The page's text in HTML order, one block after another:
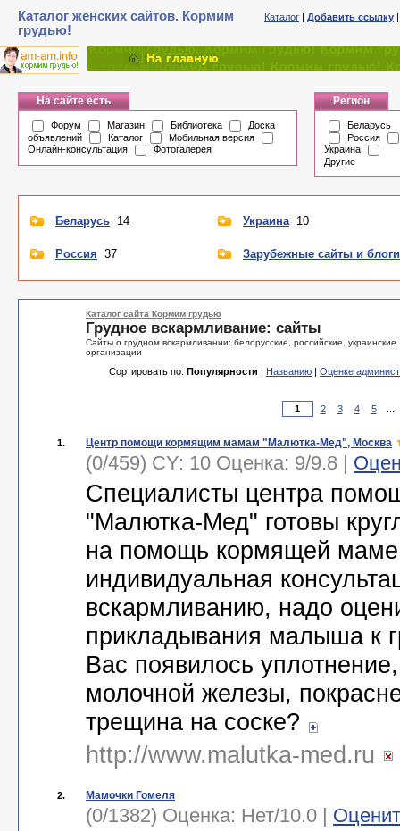
Каталог женских сайтов. Кормим
грудью!
Каталог | Добавить ссылку
На сайте есть
Форум Магазин Библиотека
Доска
объявлений
Каталог
Мобильная версия
Онлайн-консультация
Фотогалерея
Регион
Беларусь
Россия
Украина
Другие
Беларусь 14
Россия 37
Украина 10
Зарубежные сайты и блоги
Каталог сайта Кормим грудью
Грудное вскармливание: сайты
Сайты о грудном вскармливании: белорусские, российские,
организации
Сортировать по: Популярности | Названию | Оценке
2 3 4 5
1. Центр помощи кормящим мамам "Малютка-Мед", Москва
(0/459) CY: 10 Оценка: 9/9.8 |
Специалисты центра
"Малютка-Мед" готовы
на помощь кормящей
индивидуальная
вскармливанию, надо
прикладывания малыша к
Вас появилось
молочной железы,
трещина на соске?
http://www.malutka-med.ru
2. Мамочки Гомеля
(0/1382) Оценка: Нет/10.0 |